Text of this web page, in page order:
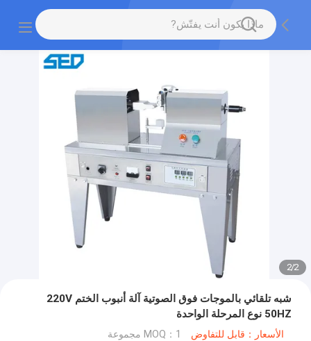
2
/
2
شبه تلقائي بالموجات فوق الصوتية آلة أنبوب الختم 220V
50HZ نوع المرحلة الواحدة
الأسعار：قابل للتفاوض MOQ：1 مجموعة